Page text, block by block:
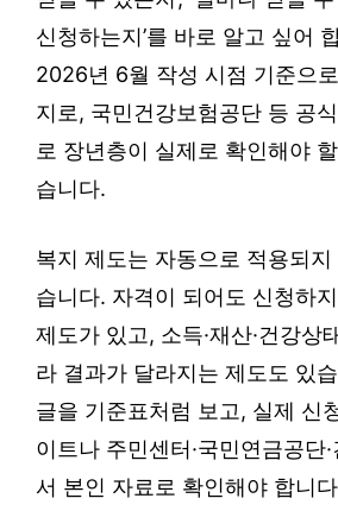
신청하는지’를 바로 알고 싶어
2026년 6월 작성 시점 기준으
지로, 국민건강보험공단 등 공
로 장년층이 실제로 확인해야
습니다.
복지 제도는 자동으로 적용되
습니다. 자격이 되어도 신청하
제도가 있고, 소득·재산·건강상
라 결과가 달라지는 제도도 있
글을 기준표처럼 보고, 실제 신
이트나 주민센터·국민연금공단
서 본인 자료로 확인해야 합니